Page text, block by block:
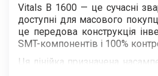
Vitals B 1600 — це сучасні
доступні для масового
це передова конструкція
SMT-компонентів і 100%
Ця лінійка призначена